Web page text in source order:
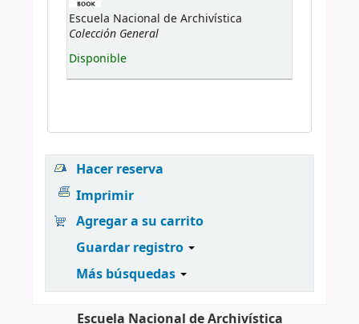
Escuela Nacional de Archivística
Colección General
Disponible
Hacer reserva
Imprimir
Agregar a su carrito
Guardar registro
Más búsquedas
Escuela Nacional de Archivística